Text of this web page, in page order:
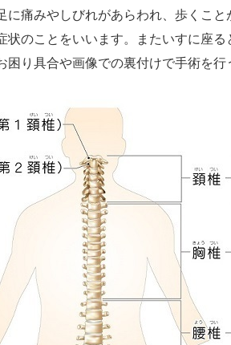
に痛みやしびれがあらわれ、歩くこ
状のことをいいます。またいすに座
困り具合や画像での裏付けで手術を